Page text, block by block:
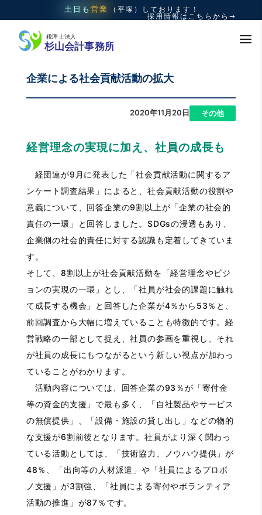
土日も 営業 （平塚）
しております！
採用情報はこちらから➞
企業による社会貢献活動の拡大
2020年11月20日 その他
経営理念の実現に加え、社員の成長も
経団連が9月に発表した「社会貢献活動に関するア
ンケート調査結果」によると、社会貢献活動の役割や
意義について、回答企業の9割以上が「企業の社会的
責任の一環」と回答しました。SDGsの浸透もあり、
企業側の社会的責任に対する認識も定着してきていま
す。
そして、8割以上が社会貢献活動を「経営理念やビジ
ョンの実現の一環」とし、「社員が社会的課題に触れ
て成長する機会」と回答した企業が4％から53％と、
前回調査から大幅に増えていることも特徴的です。経
営戦略の一部として捉え、社員の参画を重視し、それ
が社員の成長にもつながるという新しい視点が加わっ
ていることがわかります。
活動内容については、回答企業の93％が「寄付金
等の資金的支援」で最も多く、「自社製品やサービス
の無償提供」、「設備・施設の貸し出し」などの物的
な支援が6割前後となります。社員がより深く関わっ
ている活動としては、「技術協力、ノウハウ提供」が
48％、「出向等の人材派遣」や「社員によるプロボ
ノ支援」が3割強、「社員による寄付やボランティア
活動の推進」が87％です。